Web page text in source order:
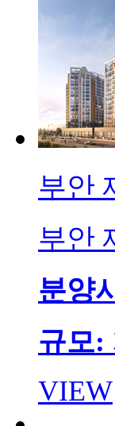
부안
부안
분양
규모:
VIEW